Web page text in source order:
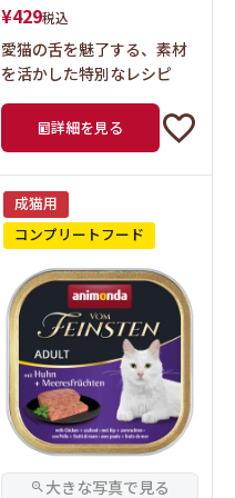
を活かした特別なレシピ
詳細を見る
成猫用
アニモンダ 猫用 フォムファ